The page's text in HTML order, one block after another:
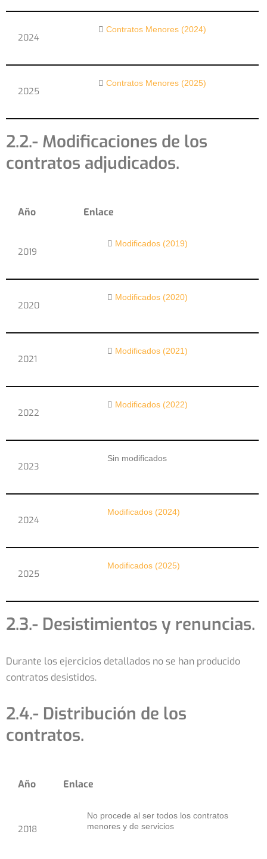
2024
Contratos Menores (2024)
2025
Contratos Menores (2025)
2.2.- Modificaciones de los
contratos adjudicados.
Año Enlace
2019
Modificados (2019)
2020
Modificados (2020)
2021
Modificados (2021)
2022
Modificados (2022)
2023
Sin modificados
2024
Modificados (2024)
2025
Modificados (2025)
2.3.- Desistimientos y renuncias.
Durante los ejercicios detallados no se han producido
contratos desistidos.
2.4.- Distribución de los
contratos.
Año Enlace
2018
No procede al ser todos los contratos
menores y de servicios